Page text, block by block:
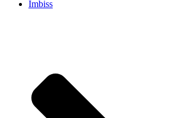
Imbiss